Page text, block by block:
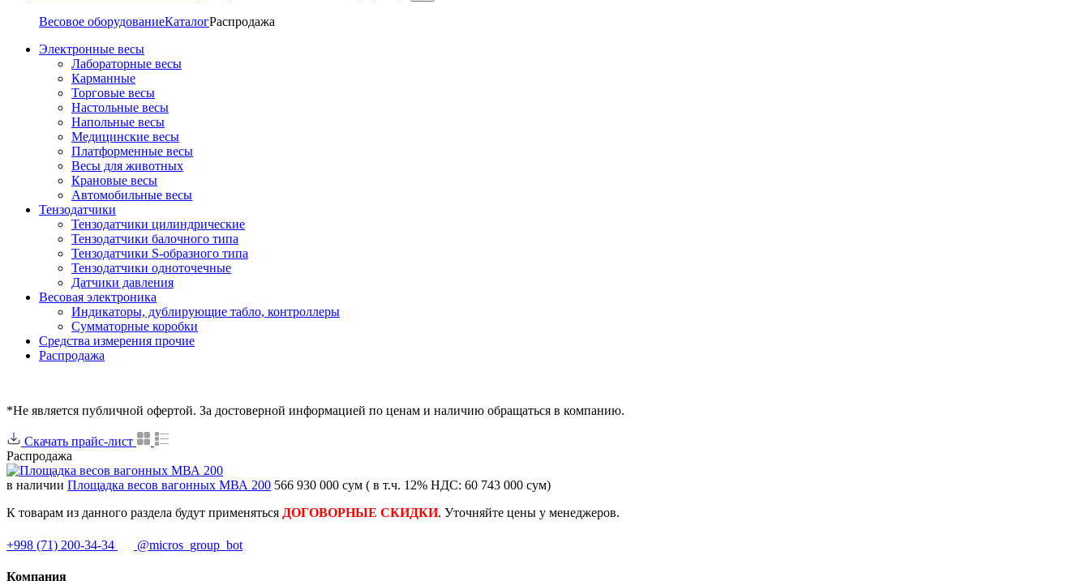
Весовое оборудованиеКаталогРаспродажа
Электронные весы
Лабораторные весы
Карманные
Торговые весы
Настольные весы
Напольные весы
Медицинские весы
Платформенные весы
Весы для животных
Крановые весы
Автомобильные весы
Тензодатчики
Тензодатчики цилиндрические
Тензодатчики балочного типа
Тензодатчики S-образного типа
Тензодатчики одноточечные
Датчики давления
Весовая электроника
Индикаторы, дублирующие табло, контроллеры
Сумматорные коробки
Средства измерения прочие
Распродажа
*Не является публичной офертой. За достоверной информацией по ценам и наличию обращаться в компанию.
Скачать прайс-лист
Распродажа
в наличии Площадка весов вагонных МВА 200 566 930 000 сум ( в т.ч. 12% НДС: 60 743 000 сум)
К товарам из данного раздела будут применяться ДОГОВОРНЫЕ СКИДКИ. Уточняйте цены у менеджеров.
+998 (71) 200-34-34 @micros_group_bot
Компания